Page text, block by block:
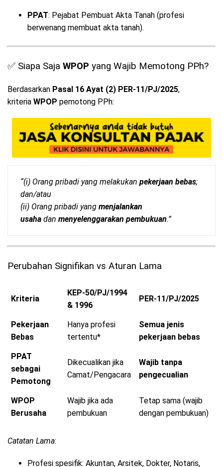
PPAT: Pejabat Pembuat Akta Tanah (profesi
berwenang membuat akta tanah).
✅ Siapa Saja WPOP yang Wajib Memotong PPh?
Berdasarkan Pasal 16 Ayat (2) PER-11/PJ/2025,
kriteria WPOP pemotong PPh:
“(i) Orang pribadi yang melakukan pekerjaan bebas;
dan/atau
(ii) Orang pribadi yang menjalankan
usaha dan menyelenggarakan pembukuan.”
Perubahan Signifikan vs Aturan Lama
Kriteria
KEP-50/PJ/1994
& 1996
PER-11/PJ/2025
Pekerjaan
Bebas
Hanya profesi
tertentu*
Semua jenis
pekerjaan bebas
PPAT
sebagai
Pemotong
Dikecualikan jika
Camat/Pengacara
Wajib tanpa
pengecualian
WPOP
Berusaha
Wajib jika ada
pembukuan
Tetap sama (wajib
dengan pembukuan)
Catatan Lama:
Profesi spesifik: Akuntan, Arsitek, Dokter, Notaris,